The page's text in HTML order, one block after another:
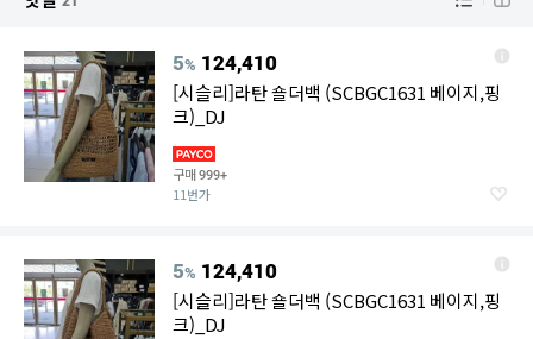
5% 124,410
[시슬리]라탄 숄더백 (SCBGC1631 베이지,핑
크)_DJ
구매999+
11번가
5% 124,410
[시슬리]라탄 숄더백 (SCBGC1631 베이지,핑
크)_DJ